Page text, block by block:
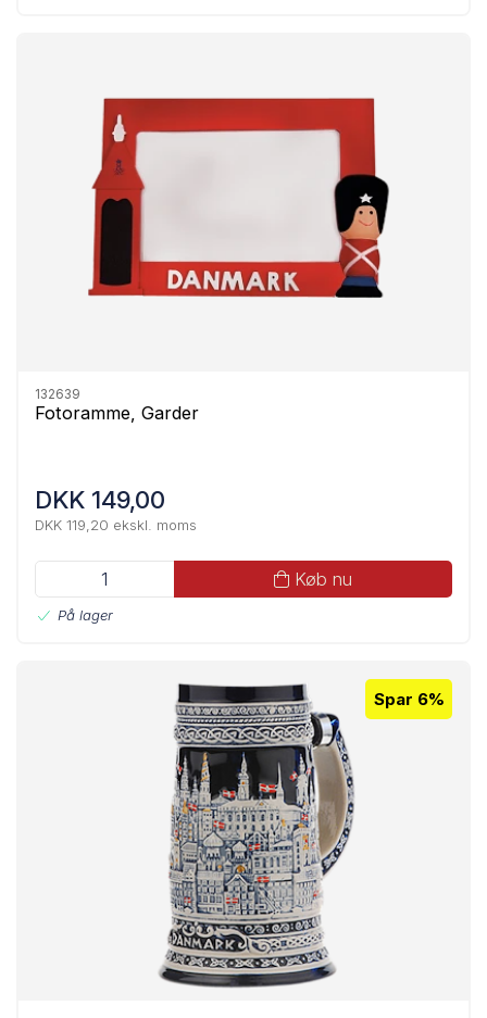
132639
Fotoramme, Garder
DKK 149,00
DKK 119,20 ekskl. moms
Køb nu
På lager
Spar 6%